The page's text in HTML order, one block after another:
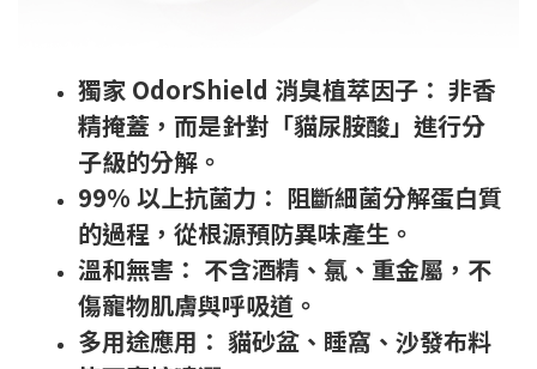
獨家 OdorShield 消臭植萃因子： 非香
精掩蓋，而是針對「貓尿胺酸」進行分
子級的分解。
99% 以上抗菌力： 阻斷細菌分解蛋白質
的過程，從根源預防異味產生。
溫和無害： 不含酒精、氯、重金屬，不
傷寵物肌膚與呼吸道。
多用途應用： 貓砂盆、睡窩、沙發布料